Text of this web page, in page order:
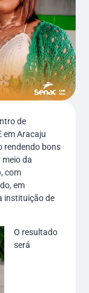
de
em Aracaju
rendendo bons
da
com
em
instituição de
O resultado
será